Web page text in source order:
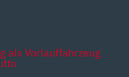
als Vorlauffahrzeug